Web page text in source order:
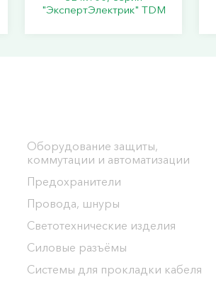
"ЭкспертЭлектрик" TDM
Оборудование защиты,
коммутации и автоматизации
Предохранители
Провода, шнуры
Светотехнические изделия
Силовые разъёмы
Системы для прокладки кабеля